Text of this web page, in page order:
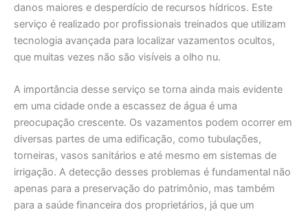
danos maiores e desperdício de recursos hídricos. Este
serviço é realizado por profissionais treinados que utilizam
tecnologia avançada para localizar vazamentos ocultos,
que muitas vezes não são visíveis a olho nu.
A importância desse serviço se torna ainda mais evidente
em uma cidade onde a escassez de água é uma
preocupação crescente. Os vazamentos podem ocorrer em
diversas partes de uma edificação, como tubulações,
torneiras, vasos sanitários e até mesmo em sistemas de
irrigação. A detecção desses problemas é fundamental não
apenas para a preservação do patrimônio, mas também
para a saúde financeira dos proprietários, já que um